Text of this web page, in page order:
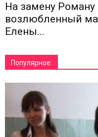
На замену
возлюбленный
Елены...
Популярное: